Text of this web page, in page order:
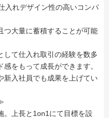
入れデザイン性の高いコンパ
つ大量に蓄積することが可能
して仕入れ取引の経験を数多
をもって成長ができます。
新入社員でも成果を上げてい
。上長と1on1にて目標を設